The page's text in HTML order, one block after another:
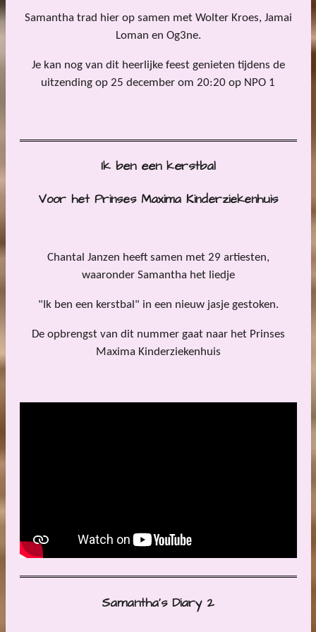
Samantha trad hier op samen met Wolter Kroes, Jamai
Loman en Og3ne.
Je kan nog van dit heerlijke feest genieten tijdens de
uitzending op 25 december om 20:20 op NPO 1
Ik ben een kerstbal
Voor het Prinses Maxima Kinderziekenhuis
Chantal Janzen heeft samen met 29 artiesten,
waaronder Samantha het liedje
"Ik ben een kerstbal" in een nieuw jasje gestoken.
De opbrengst van dit nummer gaat naar het Prinses
Maxima Kinderziekenhuis
Samantha's Diary 2